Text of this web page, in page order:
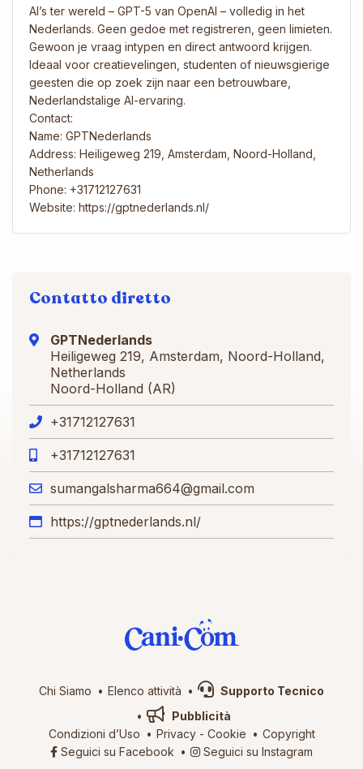
AI’s ter wereld – GPT-5 van OpenAI – volledig in het
Nederlands. Geen gedoe met registreren, geen limieten.
Gewoon je vraag intypen en direct antwoord krijgen.
Ideaal voor creatievelingen, studenten of nieuwsgierige
geesten die op zoek zijn naar een betrouwbare,
Nederlandstalige AI-ervaring.
Contact:
Name: GPTNederlands
Address: Heiligeweg 219, Amsterdam, Noord-Holland,
Netherlands
Phone: +31712127631
Website: https://gptnederlands.nl/
Contatto diretto
GPTNederlands
Heiligeweg 219, Amsterdam, Noord-Holland,
Netherlands
Noord-Holland (AR)
+31712127631
+31712127631
sumangalsharma664@gmail.com
https://gptnederlands.nl/
Chi Siamo Elenco attività
Supporto Tecnico
Pubblicità
Condizioni d’Uso
Privacy- Cookie
Copyright
Seguici su Facebook
Seguici su Instagram